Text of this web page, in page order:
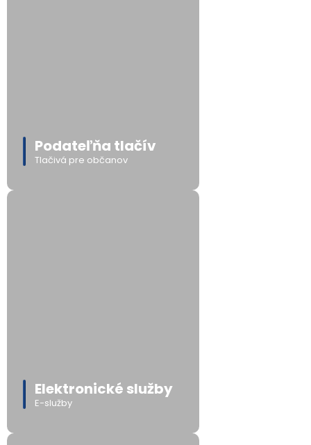
Podateľňa tlačív
Tlačivá pre občanov
Elektronické služby
E-služby